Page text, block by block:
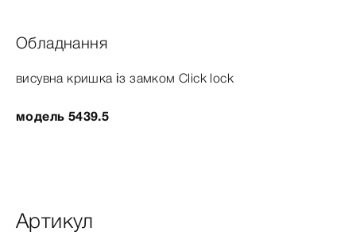
Обладнання
висувна кришка із замком Click lock
модель 5439.5
Артикул